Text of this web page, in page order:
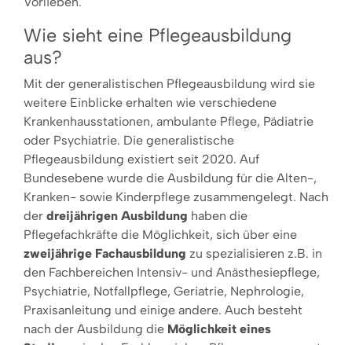
Wie sieht eine Pflegeausbildung
aus?
Mit der generalistischen Pflegeausbildung wird sie
weitere Einblicke erhalten wie verschiedene
Krankenhausstationen, ambulante Pflege, Pädiatrie
oder Psychiatrie. Die generalistische
Pflegeausbildung existiert seit 2020. Auf
Bundesebene wurde die Ausbildung für die Alten-,
Kranken- sowie Kinderpflege zusammengelegt. Nach
der dreijährigen Ausbildung haben die
Pflegefachkräfte die Möglichkeit, sich über eine
zweijährige Fachausbildung zu spezialisieren z.B. in
den Fachbereichen Intensiv- und Anästhesiepflege,
Psychiatrie, Notfallpflege, Geriatrie, Nephrologie,
Praxisanleitung und einige andere. Auch besteht
nach der Ausbildung die Möglichkeit eines